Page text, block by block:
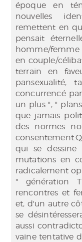
époque en
nouvelles
remettent en
pensait
homme/femme
en couple/
terrain en
pansexualité,
concurrencé
un plus ", "
que jamais
des normes
qui se dessine
mutations en
radicalement
" génération
rencontres et
et, d'un autre
se
aussi
vaine tentative